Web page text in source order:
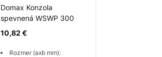
Domax Konzola
spevnená WSWP 300
10,82 €
Rozmer (axb mm):